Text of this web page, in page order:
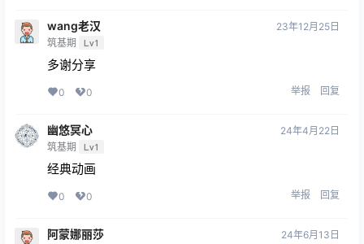
wang老汉
筑基期 Lv1
23年12月25日
多谢分享
0 0 举报 回复
幽悠冥心
筑基期 Lv1
24年4月22日
经典动画
0 0 举报 回复
阿蒙娜丽莎 24年6月13日